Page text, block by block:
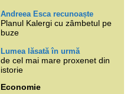
Andreea Esca recunoaște
Planul Kalergi cu zâmbetul pe
buze
Lumea lăsată în urmă
de cel mai mare proxenet din
istorie
Economie